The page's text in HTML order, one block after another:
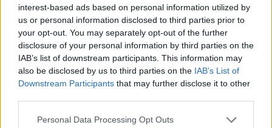
interest-based ads based on personal information utilized by
us or personal information disclosed to third parties prior to
your opt-out. You may separately opt-out of the further
disclosure of your personal information by third parties on the
IAB’s list of downstream participants. This information may
also be disclosed by us to third parties on the IAB’s List of
Downstream Participants that may further disclose it to other
Personal Data Processing Opt Outs
vigoare a prezentei ordonanțe militare, se suspendă pe
perioada stării de urgență.
(3) Pe perioada stării de urgență se suspendă activitatea
de emitere a certificatelor fitosanitare pentru exportul
produselor agroalimentare din lista prevăzută în anexa nr.
2 la prezenta ordonanță militară.